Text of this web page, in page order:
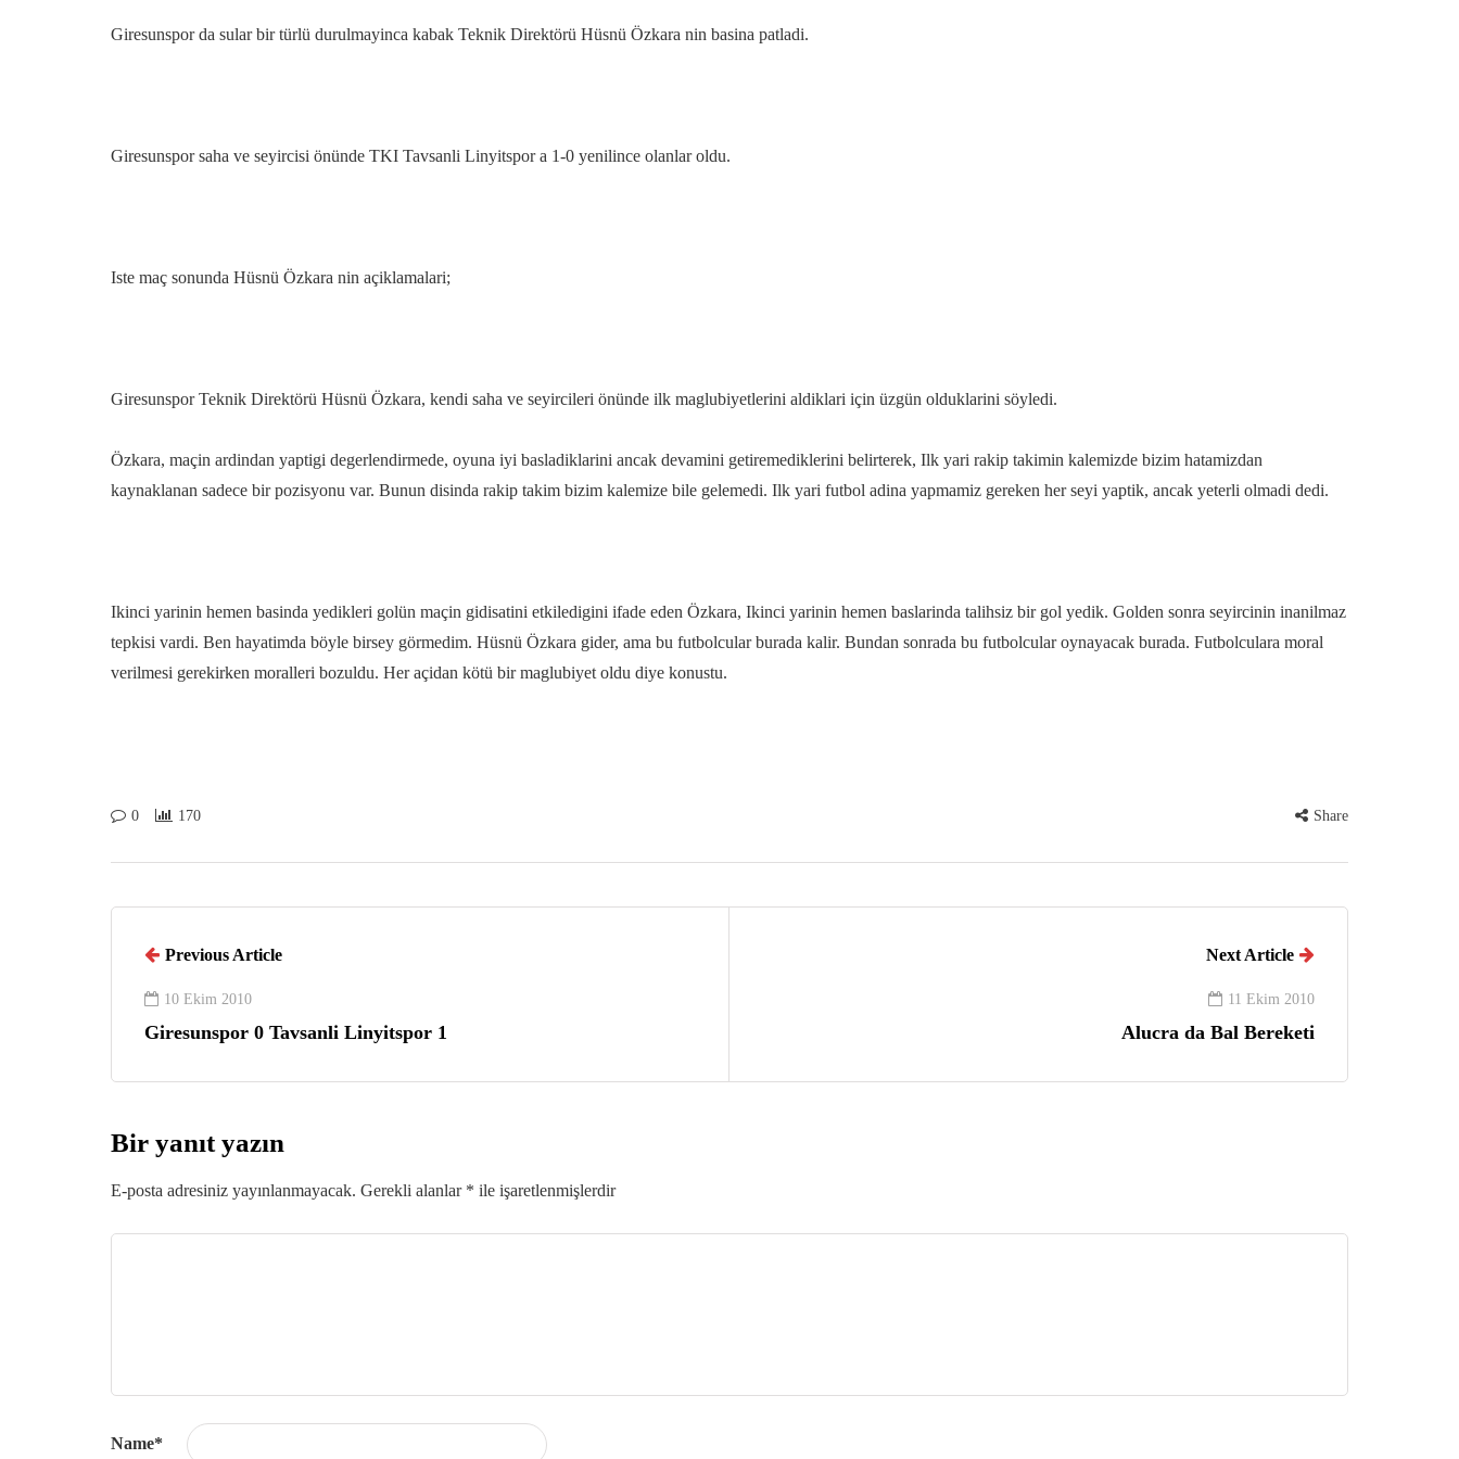
Giresunspor da sular bir türlü durulmayinca kabak Teknik Direktörü Hüsnü Özkara nin basina patladi.
Giresunspor saha ve seyircisi önünde TKI Tavsanli Linyitspor a 1-0 yenilince olanlar oldu.
Iste maç sonunda Hüsnü Özkara nin açiklamalari;
Giresunspor Teknik Direktörü Hüsnü Özkara, kendi saha ve seyircileri önünde ilk maglubiyetlerini aldiklari için üzgün olduklarini söyledi.
Özkara, maçin ardindan yaptigi degerlendirmede, oyuna iyi basladiklarini ancak devamini getiremediklerini belirterek, Ilk yari rakip takimin kalemizde bizim hatamizdan
kaynaklanan sadece bir pozisyonu var. Bunun disinda rakip takim bizim kalemize bile gelemedi. Ilk yari futbol adina yapmamiz gereken her seyi yaptik, ancak yeterli olmadi dedi.
Ikinci yarinin hemen basinda yedikleri golün maçin gidisatini etkiledigini ifade eden Özkara, Ikinci yarinin hemen baslarinda talihsiz bir gol yedik. Golden sonra seyircinin inanilmaz
tepkisi vardi. Ben hayatimda böyle birsey görmedim. Hüsnü Özkara gider, ama bu futbolcular burada kalir. Bundan sonrada bu futbolcular oynayacak burada. Futbolculara moral
verilmesi gerekirken moralleri bozuldu. Her açidan kötü bir maglubiyet oldu diye konustu.
0 170 Share
Previous Article
10 Ekim 2010
Giresunspor 0 Tavsanli Linyitspor 1
Next Article
11 Ekim 2010
Alucra da Bal Bereketi
Bir yanıt yazın
E-posta adresiniz yayınlanmayacak. Gerekli alanlar * ile işaretlenmişlerdir
Name*